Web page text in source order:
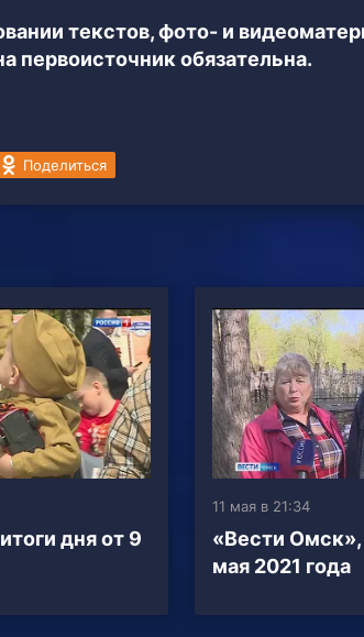
текстов, фото- и
первоисточник обязательна.
Поделиться
дня от 9
11 мая в 21:34
«Вести Омск»,
мая 2021 года